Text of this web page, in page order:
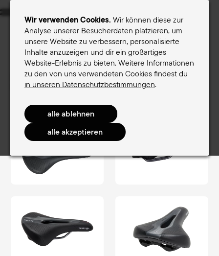
Wir verwenden Cookies. Wir können diese zur
Analyse unserer Besucherdaten platzieren, um
unsere Website zu verbessern, personalisierte
Inhalte anzuzeigen und dir ein großartiges
Website-Erlebnis zu bieten. Weitere Informationen
zu den von uns verwendeten Cookies findest du
in unseren Datenschutzbestimmungen.
Menu
Sättel für Frauen
Sättel für Männer
Terry-Sattelfinder
Sättel für Frauen FitnessComfort Women
Figura GTC Gel Women